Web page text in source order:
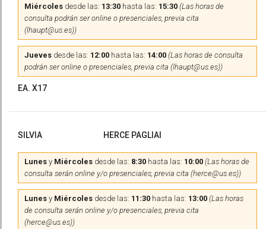
Miércoles desde las: 13:30 hasta las: 15:30 (Las horas de
consulta podrán ser online o presenciales, previa cita
(lhaupt@us.es))
Jueves desde las: 12:00 hasta las: 14:00 (Las horas de consulta
podrán ser online o presenciales, previa cita (lhaupt@us.es))
EA. X17
SILVIA HERCE PAGLIAI
Lunes y Miércoles desde las: 8:30 hasta las: 10:00 (Las horas de
consulta serán online y/o presenciales, previa cita (herce@us.es))
Lunes y Miércoles desde las: 11:30 hasta las: 13:00 (Las horas
de consulta serán online y/o presenciales, previa cita
(herce@us.es))